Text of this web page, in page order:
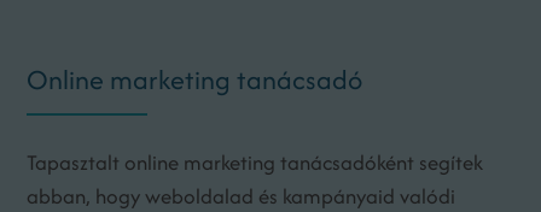
Online marketing tanácsadó
Tapasztalt online marketing tanácsadóként segítek
abban, hogy weboldalad és kampányaid valódi